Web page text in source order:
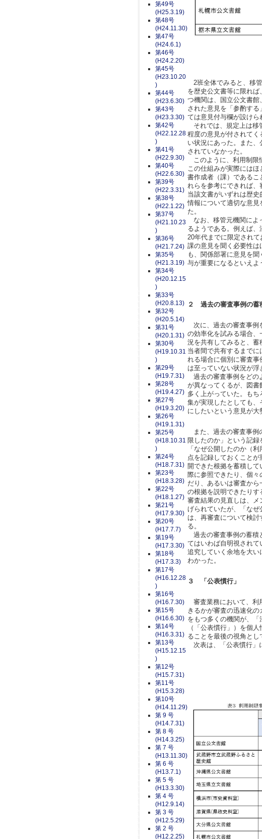
2班全体でみると、移
を歴史公文書等に限れ
つ機関は、国立公文書
された意見を「参酌す
ては意見付与欄が設けら
それでは、規定上は移
程度の意見が付されて
い状況にあった。また
されていなかった。
このように、利用制限
この仕組みが実際には
書作成者（課）である
れらを参考にできれば、
当該文書がいずれは歴
情報について適切な意
た。
なお、移管元機関によ
るようである。例えば
20年代までに限定され
課の意見を聞く必要性は
も、関係部署に意見を
与が重要になるといえよ
２ 過去の審査事例の蓄
次に、過去の審査事例
の効率化を試みる場合
況を共有してみると、
当者間で共有するまで
れる場合に個別に審査
は至っていない状況が浮
過去の審査事例をどの
が異なってくるが、図
多く上がっていた。も
集が実現したとしても
にしたいという意見が大
また、過去の審査事例
限したのか」という記録
「なぜ公開したのか（
点を記録しておくこと
開できた根拠を蓄積し
際に参照できたり、個
だり、あるいは審査か
の根拠を説明できたり
審査結果の見直しは、
げられていたが、「なぜ
は、再審査について検
る。
過去の審査事例の蓄積
てはいわば自明視され
追究していく余地を大
わかった。
３ 「公表慣行」
審査業務において、利
きるかが審査の迅速化
をもつ多くの機関が、「
（「公表慣行」）を個
ることを最後の視角とし
次表は、「公表慣行」
第49号
(H25.3.19)
第48号
(H24.11.30)
第47号
(H24.6.1)
第46号
(H24.2.20)
第45号
(H23.10.20
)
第44号
(H23.6.30)
第43号
(H23.3.30)
第42号
(H22.12.28
)
第41号
(H22.9.30)
第40号
(H22.6.30)
第39号
(H22.3.31)
第38号
(H22.1.22)
第37号
(H21.10.23
)
第36号
(H21.7.24)
第35号
(H21.3.19)
第34号
(H20.12.15
)
第33号
(H20.8.13)
第32号
(H20.5.14)
第31号
(H20.1.31)
第30号
(H19.10.31
)
第29号
(H19.7.31)
第28号
(H19.4.27)
第27号
(H19.3.20)
第26号
(H19.1.31)
第25号
(H18.10.31
)
第24号
(H18.7.31)
第23号
(H18.3.28)
第22号
(H18.1.27)
第21号
(H17.9.30)
第20号
(H17.7.7)
第19号
(H17.3.30)
第18号
(H17.3.3)
第17号
(H16.12.28
)
第16号
(H16.7.30)
第15号
(H16.6.30)
第14号
(H16.3.31)
第13号
(H15.12.15
)
第12号
(H15.7.31)
第11号
(H15.3.28)
第10号
(H14.11.29)
第 9 号
(H14.7.31)
第 8 号
(H14.3.25)
第 7 号
(H13.11.30)
第 6 号
(H13.7.1)
第 5 号
(H13.3.30)
第 4 号
(H12.9.14)
第 3 号
(H12.5.29)
第 2 号
(H12.2.25)